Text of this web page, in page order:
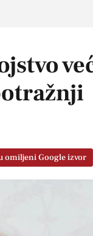
omiljeni Google izvor